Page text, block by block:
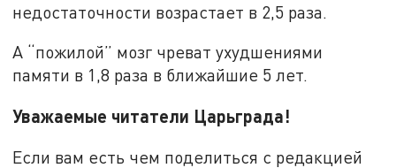
недостаточности возрастает в 2,5 раза.
А “пожилой” мозг чреват ухудшениями
памяти в 1,8 раза в ближайшие 5 лет.
Уважаемые читатели Царьграда!
Если вам есть чем поделиться с редакцией